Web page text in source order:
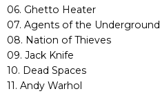
06. Ghetto Heater
07. Agents of the Underground
08. Nation of Thieves
09. Jack Knife
10. Dead Spaces
11. Andy Warhol